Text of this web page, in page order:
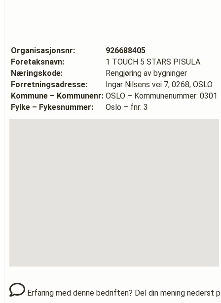
Organisasjonsnr:
926688405
Foretaksnavn:
1 TOUCH 5 STARS PISULA
Næringskode:
Rengjøring av bygninger
Forretningsadresse:
Ingar Nilsens vei 7, 0268, OSLO
Kommune – Kommunenr: OSLO – Kommunenummer: 0301
Fylke – Fykesnummer:
Oslo – fnr: 3
Erfaring med denne bedriften? Del din mening nederst